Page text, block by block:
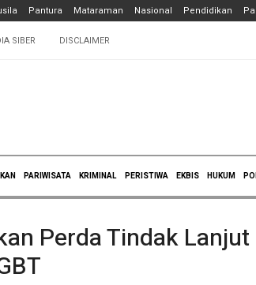
Pantura Mataraman Nasional Pendidikan
SIBER DISCLAIMER
PARIWISATA KRIMINAL PERISTIWA EKBIS HUKUM
Perda Tindak Lanjut